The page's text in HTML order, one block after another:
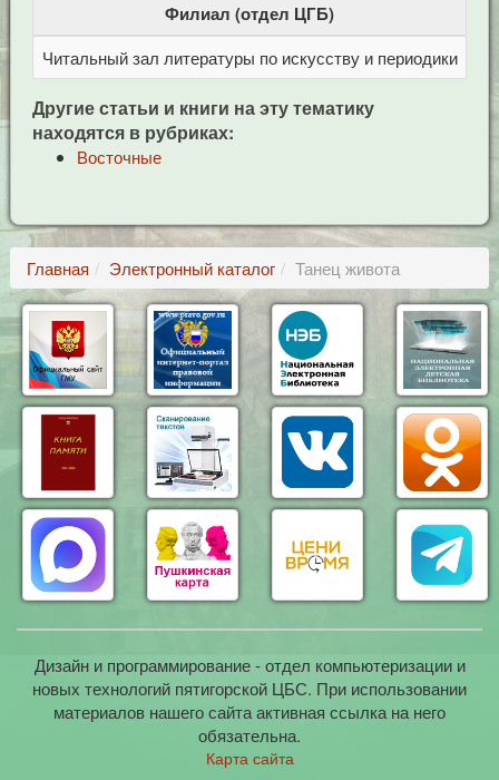
Филиал (отдел ЦГБ)
Читальный зал литературы по искусству и периодики
Другие статьи и книги на эту тематику
находятся в рубриках:
Восточные
Главная Электронный каталог Танец живота
Дизайн и программирование - отдел компьютеризации и
новых технологий пятигорской ЦБС. При использовании
материалов нашего сайта активная ссылка на него
обязательна.
Карта сайта